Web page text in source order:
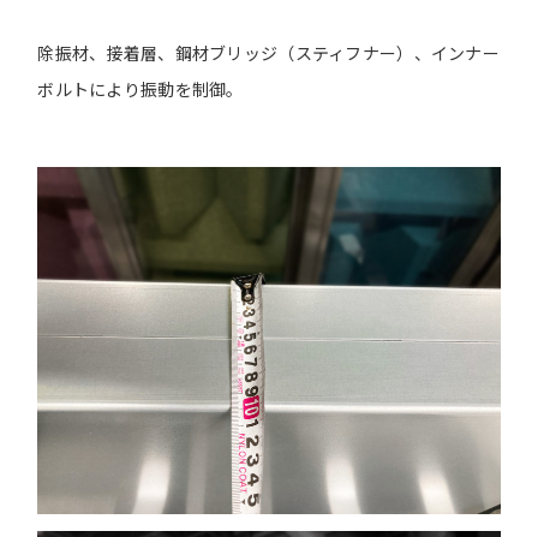
除振材、接着層、鋼材ブリッジ（スティフナー）、インナー
ボルトにより振動を制御。